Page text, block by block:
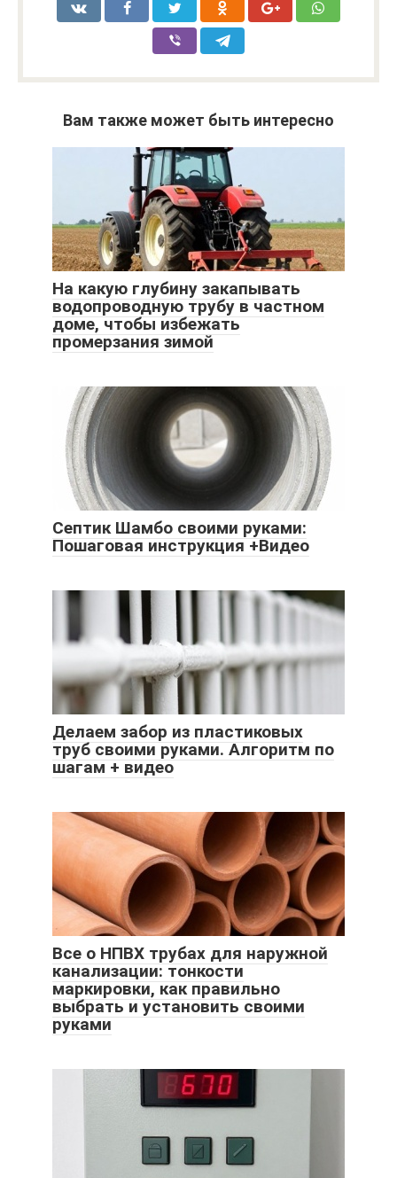
Вам также может быть интересно
На какую глубину закапывать
водопроводную трубу в частном
доме, чтобы избежать
промерзания зимой
Септик Шамбо своими руками:
Пошаговая инструкция +Видео
Делаем забор из пластиковых
труб своими руками. Алгоритм по
шагам + видео
Все о НПВХ трубах для наружной
канализации: тонкости
маркировки, как правильно
выбрать и установить своими
руками